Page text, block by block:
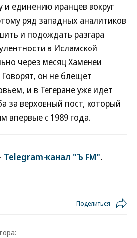
и единению иранцев вокруг
ряд западных аналитиков
и подождать разгара
в Исламской
через месяц Хаменеи
он не блещет
и в Тегеране уже идет
за верховный пост, который
впервые с 1989 года.
Telegram-канал "Ъ FM".
Поделиться